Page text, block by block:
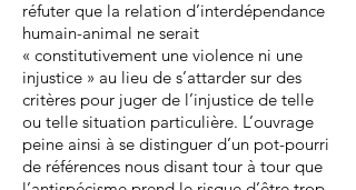
réfuter que la relation d’interdépendance
humain-animal ne serait
« constitutivement une violence ni une
injustice » au lieu de s’attarder sur des
critères pour juger de l’injustice de telle
ou telle situation particulière. L’ouvrage
peine ainsi à se distinguer d’un pot-pourri
de références nous disant tour à tour que